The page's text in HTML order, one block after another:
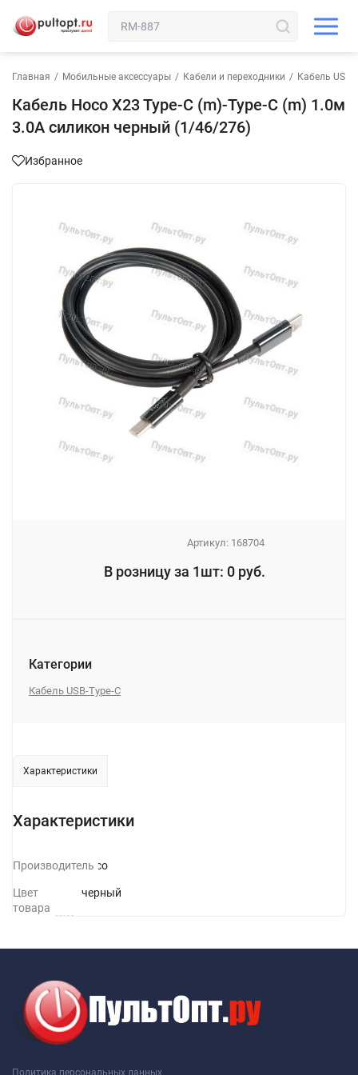
Главная / Мобильные аксессуары / Кабели и переходники / Кабель USB-
Кабель Hoco X23 Type-C (m)-Type-C (m) 1.0м
3.0A силикон черный (1/46/276)
Избранное
Артикул: 168704
В розницу за 1шт: 0 руб.
Категории
Кабель USB-Type-C
Характеристики
Характеристики
ПроизводительHoco
Цвет
товара
черный
Политика персональных данных